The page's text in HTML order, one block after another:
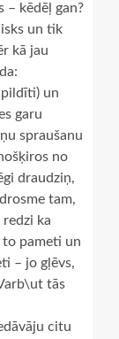
– kēdēļ gan?
un tik
kā jau
un
garu
spraušanu
no
draudziņ,
tam,
redzi ka
to pameti un
– jo gļēvs,
tās
citu